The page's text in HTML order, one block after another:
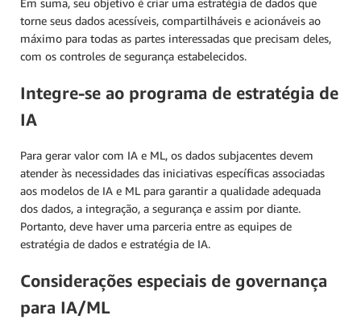
Em suma, seu objetivo é criar uma estratégia de dados que
torne seus dados acessíveis, compartilháveis e acionáveis ao
máximo para todas as partes interessadas que precisam deles,
com os controles de segurança estabelecidos.
Integre-se ao programa de estratégia de
IA
Para gerar valor com IA e ML, os dados subjacentes devem
atender às necessidades das iniciativas específicas associadas
aos modelos de IA e ML para garantir a qualidade adequada
dos dados, a integração, a segurança e assim por diante.
Portanto, deve haver uma parceria entre as equipes de
estratégia de dados e estratégia de IA.
Considerações especiais de governança
para IA/ML